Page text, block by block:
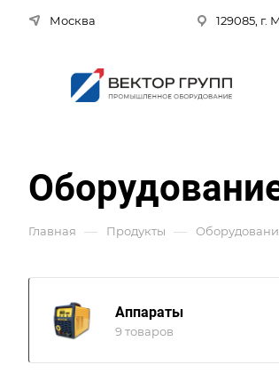
Москва 129085, г.
Главная — Продукты —
Аппараты
9 товаров